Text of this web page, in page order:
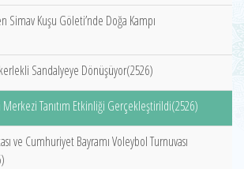
Simav Kuşu Göleti’nde Doğa Kampı
Sandalyeye Dönüşüyor(2526)
Tanıtım Etkinliği Gerçekleştirildi(2526)
ve Cumhuriyet Bayramı Voleybol Turnuvası